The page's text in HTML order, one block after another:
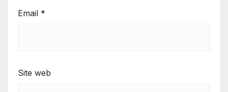
Email *
Site web